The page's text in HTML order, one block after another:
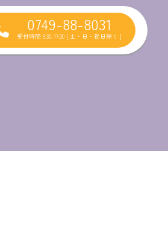
0749-88-8031
受付時間 9:30-17:30 [ 土・日・祝日除く ]